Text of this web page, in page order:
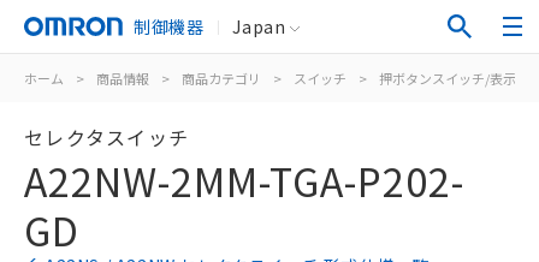
制御機器 Japan
ホーム > 商品情報 > 商品カテゴリ > スイッチ > 押ボタンスイッチ/表示灯
セレクタスイッチ
A22NW-2MM-TGA-P202-
GD